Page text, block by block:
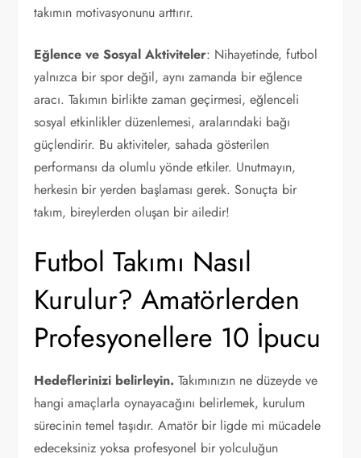
takımın motivasyonunu arttırır.
Eğlence ve Sosyal Aktiviteler: Nihayetinde, futbol
yalnızca bir spor değil, aynı zamanda bir eğlence
aracı. Takımın birlikte zaman geçirmesi, eğlenceli
sosyal etkinlikler düzenlemesi, aralarındaki bağı
güçlendirir. Bu aktiviteler, sahada gösterilen
performansı da olumlu yönde etkiler. Unutmayın,
herkesin bir yerden başlaması gerek. Sonuçta bir
takım, bireylerden oluşan bir ailedir!
Futbol Takımı Nasıl
Kurulur? Amatörlerden
Profesyonellere 10 İpucu
Hedeflerinizi belirleyin. Takımınızın ne düzeyde ve
hangi amaçlarla oynayacağını belirlemek, kurulum
sürecinin temel taşıdır. Amatör bir ligde mi mücadele
edeceksiniz yoksa profesyonel bir yolculuğun